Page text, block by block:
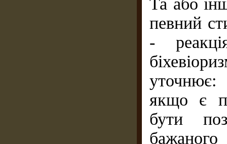
Та або
певний
-
уточнює:
якщо є
бути